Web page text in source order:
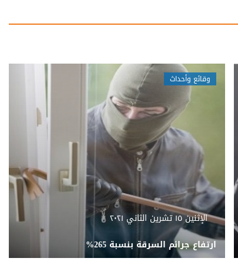
وقائع وأحداث
الإثنين ١٥ تشرين الثاني ٢٠٢١
ارتفاع جرائم السرقة بنسبة 265%